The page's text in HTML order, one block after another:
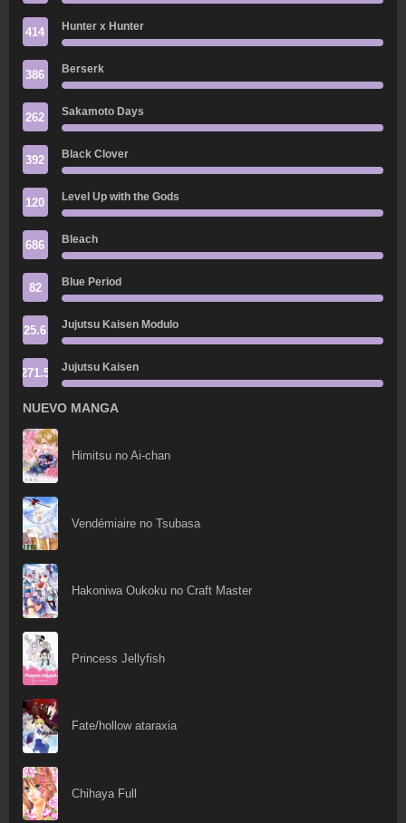
414 Hunter x Hunter
386 Berserk
262 Sakamoto Days
392 Black Clover
120 Level Up with the Gods
686 Bleach
82 Blue Period
25.6 Jujutsu Kaisen Modulo
271.5 Jujutsu Kaisen
NUEVO MANGA
Himitsu no Ai-chan
Vendémiaire no Tsubasa
Hakoniwa Oukoku no Craft Master
Princess Jellyfish
Fate/hollow ataraxia
Chihaya Full